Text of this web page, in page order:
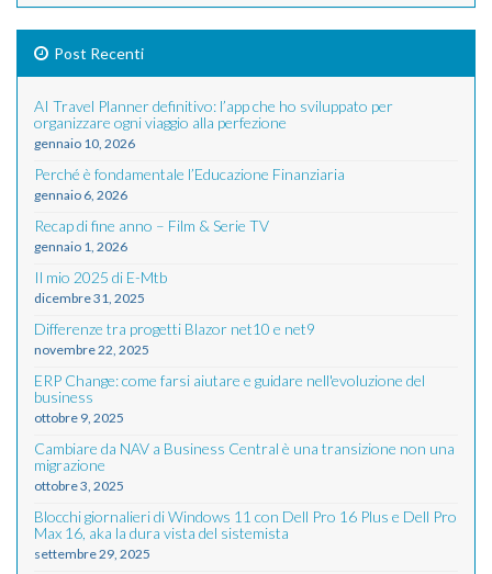
Post Recenti
AI Travel Planner definitivo: l’app che ho sviluppato per
organizzare ogni viaggio alla perfezione
gennaio 10, 2026
Perché è fondamentale l’Educazione Finanziaria
gennaio 6, 2026
Recap di fine anno – Film & Serie TV
gennaio 1, 2026
Il mio 2025 di E-Mtb
dicembre 31, 2025
Differenze tra progetti Blazor net10 e net9
novembre 22, 2025
ERP Change: come farsi aiutare e guidare nell'evoluzione del
business
ottobre 9, 2025
Cambiare da NAV a Business Central è una transizione non una
migrazione
ottobre 3, 2025
Blocchi giornalieri di Windows 11 con Dell Pro 16 Plus e Dell Pro
Max 16, aka la dura vista del sistemista
settembre 29, 2025